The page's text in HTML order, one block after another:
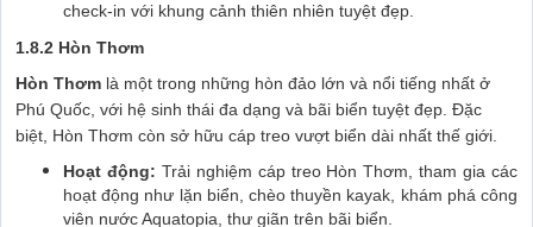
check-in với khung cảnh thiên nhiên tuyệt đẹp.
1.8.2 Hòn Thơm
Hòn Thơm là một trong những hòn đảo lớn và nổi tiếng nhất ở
Phú Quốc, với hệ sinh thái đa dạng và bãi biển tuyệt đẹp. Đặc
biệt, Hòn Thơm còn sở hữu cáp treo vượt biển dài nhất thế giới.
Hoạt động: Trải nghiệm cáp treo Hòn Thơm, tham gia các
hoạt động như lặn biển, chèo thuyền kayak, khám phá công
viên nước Aquatopia, thư giãn trên bãi biển.